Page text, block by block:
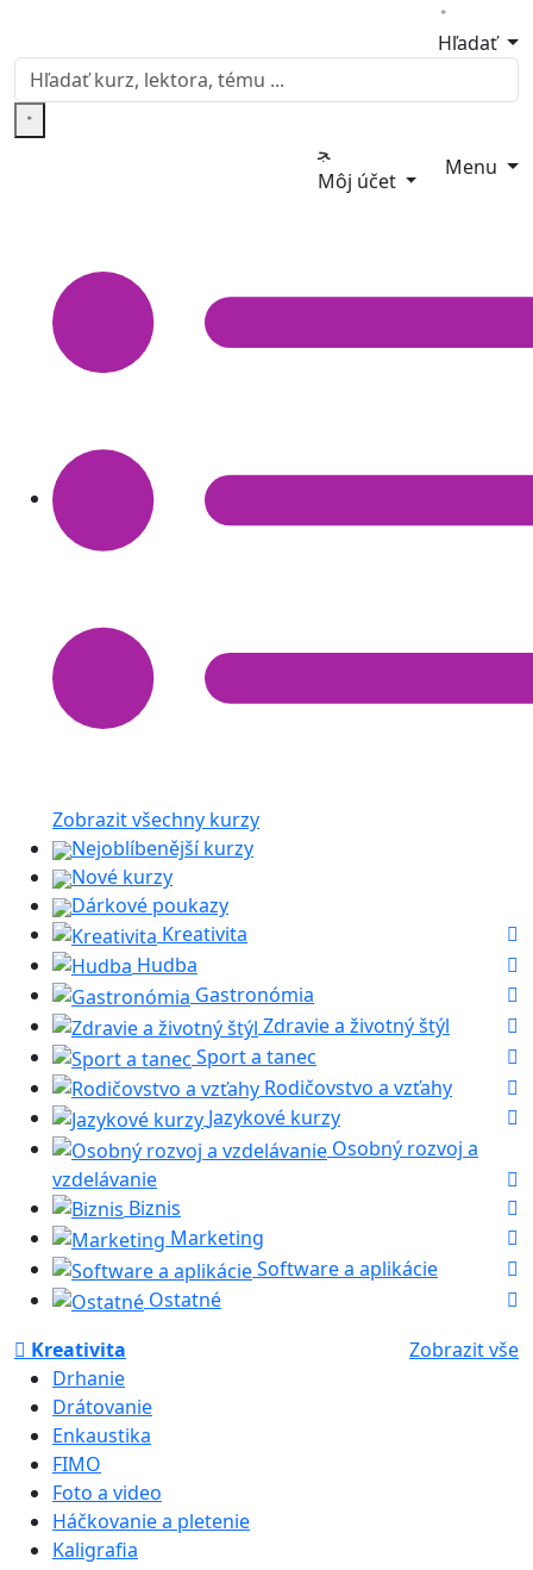
Hľadať
Môj účet
Menu
Zobrazit všechny kurzy
Nejoblíbenější kurzy
Nové kurzy
Dárkové poukazy
Kreativita
Hudba
Gastronómia
Zdravie a životný štýl
Sport a tanec
Rodičovstvo a vzťahy
Jazykové kurzy
Osobný rozvoj a
vzdelávanie
Biznis
Marketing
Software a aplikácie
Ostatné
Kreativita
Zobrazit vše
Drhanie
Drátovanie
Enkaustika
FIMO
Foto a video
Háčkovanie a pletenie
Kaligrafia